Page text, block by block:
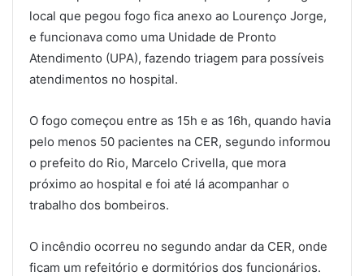
local que pegou fogo fica anexo ao Lourenço Jorge,
e funcionava como uma Unidade de Pronto
Atendimento (UPA), fazendo triagem para possíveis
atendimentos no hospital.
O fogo começou entre as 15h e as 16h, quando havia
pelo menos 50 pacientes na CER, segundo informou
o prefeito do Rio, Marcelo Crivella, que mora
próximo ao hospital e foi até lá acompanhar o
trabalho dos bombeiros.
O incêndio ocorreu no segundo andar da CER, onde
ficam um refeitório e dormitórios dos funcionários.